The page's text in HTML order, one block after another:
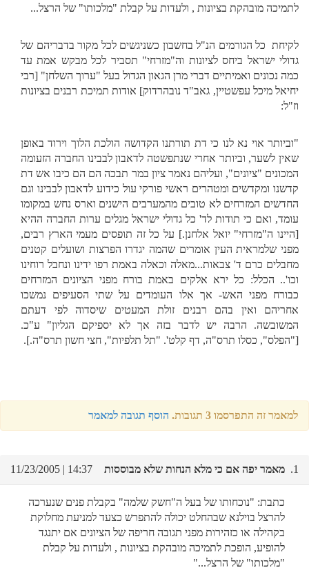
לתמיכה מובהקת בציונות , ולעדות על קבלת "מלכותו" של הרצל...
לקיחת כל הגורמים הנ"ל בחשבון כשניגשים לכל מקור בדבריהם של
גדולי ישראל ביחס לציונות וה"מזרחי" תסביר לכל מבקש אמת עד
כמה נכונים ואמיתיים דברי מרן הגאון הגדול בעל "ערוך השלחן" [רבי
יחיאל מיכל עפשטיין, גאב"ד נובהרדוק] אודות תמיכת רבנים בציונות
וז"ל:
"וביותר אוי נא לנו כי דת תורתנו הקדושה הולכת הלוך וירוד באופן
שאין לשער, וביותר אחרי שנתפשטה לדאבון לבבינו החברה הזעומה
המכונים "ציונים", ועליהם נאמר ציון במר תבכה הם הם כיבו אש דת
קדשנו ומקדשים ומטהרים ראשי פורקי עול כידוע לדאבון לבבינו וגם
החדשים המזרחים לא טובים מהמערבים הישנים וארס נחש במקומו
עומד, ואם כי תודות לד' כל גדולי ישראל מגלים ערות החברה ההיא
[היינו ה"מזרחי" יואל אלחנן.] על כל זה תופסים מעמי הארץ רבים,
מפני שלמראית העין אומרים שהמה יגדרו הפרצות ושועלים קטנים
מחבלים כרם ד' צבאות...מאלה וכאלה באמת רפו ידינו ונחבל רוחינו
וכו'.. הכלל: כל ירא אלקים באמת בורח מפני הציונים המזרחים
כבורח מפני האש- אך אלו העומדים על שתי הסעיפים נמשכו
אחריהם ואין בהם רבנים זולת המעטים שיסדוה לפי דעתם
המשובשה. הרבה יש לדבר בזה אך לא יספיקם הגליון" ע"כ.
["הפלס", כסלו תרס"ה, דף קלט'. "תל תלפיות", חצי חשון תרס"ה.].
למאמר זה התפרסמו 3 תגובות. הוסף תגובה למאמר
1. מאמר יפה אם כי מלא הנחות שלא מבוססות 14:37 | 11/23/2005
כתבת: "נוכחותו של בעל ה"חשק שלמה" בקבלת פנים שנערכה
להרצל בוילנא שבהחלט יכולה להתפרש כצעד למניעת מחלוקת
בקהילה או כזהירות מפני תגובה חריפה של הציונים אם יתנגד
להופיע, הופכת לתמיכה מובהקת בציונות , ולעדות על קבלת
"מלכותו" של הרצל..."